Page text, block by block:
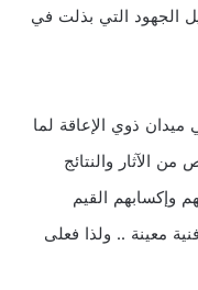
الجهود التي بذلت في
ذوي الإعاقة لما
الآثار والنتائج
وإكسابهم القيم
معينة .. ولذا فعلى